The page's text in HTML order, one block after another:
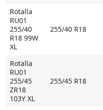
Rotalla
RU01
255/40
R18 99W
XL
255/40 R18
Rotalla
RU01
255/45
ZR18
103Y XL
255/45 R18